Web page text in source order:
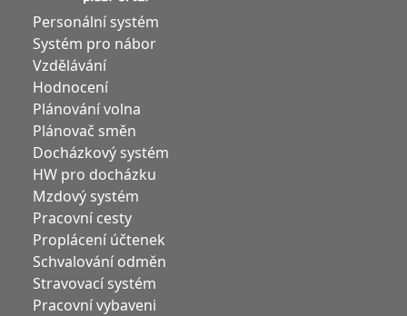
Personální systém
Systém pro nábor
Vzdělávání
Hodnocení
Plánování volna
Plánovač směn
Docházkový systém
HW pro docházku
Mzdový systém
Pracovní cesty
Proplácení účtenek
Schvalování odměn
Stravovací systém
Pracovní vybaveni